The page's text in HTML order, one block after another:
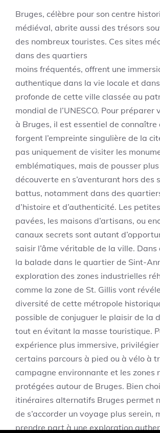
Bruges, célèbre pour son centre
médiéval, abrite aussi des trésors
des nombreux touristes. Ces sites
dans des quartiers
moins fréquentés, offrent une
authentique dans la vie locale et dans
profonde de cette ville classée au
mondial de l’UNESCO. Pour préparer
à Bruges, il est essentiel de connaître
forgent l’empreinte singulière de la
pas uniquement de visiter les
emblématiques, mais de pousser
découverte en s’aventurant hors des
battus, notamment dans des
d’histoire et d’authenticité. Les
pavées, les maisons d’artisans, ou
canaux secrets sont autant
saisir l’âme véritable de la ville.
la balade dans le quartier de Sint-
exploration des zones industrielles
comme la zone de St. Gillis vont
diversité de cette métropole
possible de conjuguer le plaisir de la
tout en évitant la masse touristique.
expérience plus immersive,
certains parcours à pied ou à vélo à
campagne environnante et les zones
protégées autour de Bruges. Bien
itinéraires alternatifs Bruges permet
de s’accorder un voyage plus serein,
prendre part à une exploration